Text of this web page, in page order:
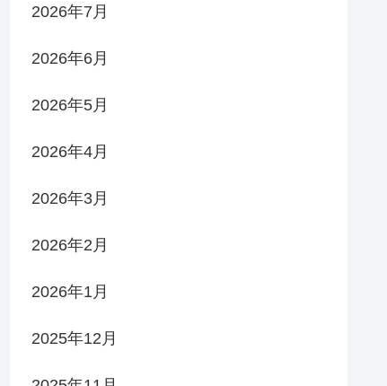
2026年7月
2026年6月
2026年5月
2026年4月
2026年3月
2026年2月
2026年1月
2025年12月